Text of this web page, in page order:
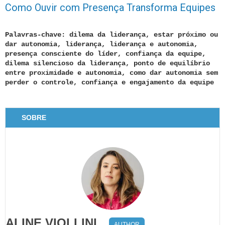
Como Ouvir com Presença Transforma Equipes
Palavras-chave: dilema da liderança, estar próximo ou
dar autonomia, liderança, liderança e autonomia,
presença consciente do líder, confiança da equipe,
dilema silencioso da liderança, ponto de equilíbrio
entre proximidade e autonomia, como dar autonomia sem
perder o controle, confiança e engajamento da equipe
SOBRE